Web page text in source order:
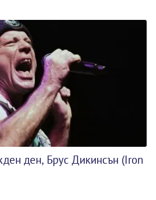
ден, Брус Дикинсън (Iron